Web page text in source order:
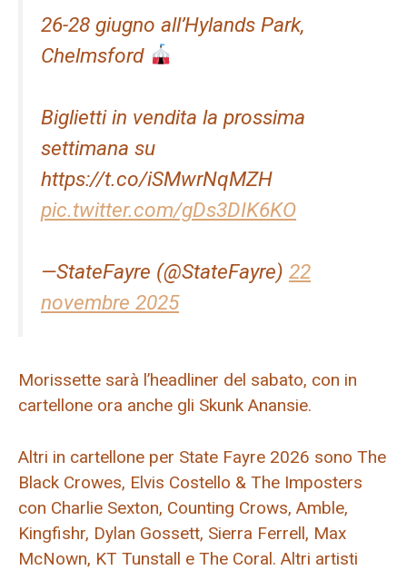
26-28 giugno all’Hylands Park,
Chelmsford
Biglietti in vendita la prossima
settimana su
https://t.co/iSMwrNqMZH
pic.twitter.com/gDs3DIK6KO
—StateFayre (@StateFayre) 22
novembre 2025
Morissette sarà l’headliner del sabato, con in
cartellone ora anche gli Skunk Anansie.
Altri in cartellone per State Fayre 2026 sono The
Black Crowes, Elvis Costello & The Imposters
con Charlie Sexton, Counting Crows, Amble,
Kingfishr, Dylan Gossett, Sierra Ferrell, Max
McNown, KT Tunstall e The Coral. Altri artisti